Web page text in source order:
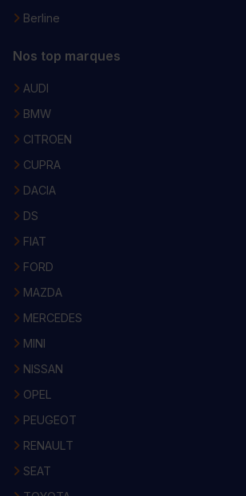
Berline
Nos top marques
AUDI
BMW
CITROEN
CUPRA
DACIA
DS
FIAT
FORD
MAZDA
MERCEDES
MINI
NISSAN
OPEL
PEUGEOT
RENAULT
SEAT